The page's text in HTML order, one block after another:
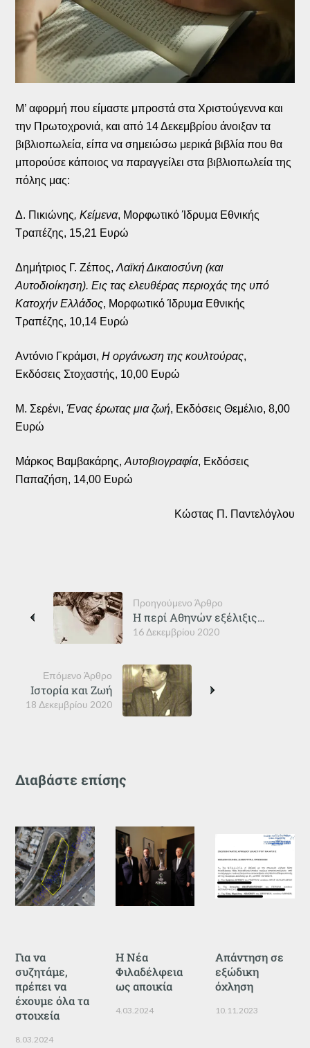
Μ’ αφορμή που είμαστε μπροστά στα Χριστούγεννα και
την Πρωτοχρονιά, και από 14 Δεκεμβρίου άνοιξαν τα
βιβλιοπωλεία, είπα να σημειώσω μερικά βιβλία που θα
μπορούσε κάποιος να παραγγείλει στα βιβλιοπωλεία της
πόλης μας:
Δ. Πικιώνης, Κείμενα, Μορφωτικό Ίδρυμα Εθνικής
Τραπέζης, 15,21 Ευρώ
Δημήτριος Γ. Ζέπος,Λαϊκή Δικαιοσύνη (και
Αυτοδιοίκηση). Εις τας ελευθέρας περιοχάς της υπό
Κατοχήν Ελλάδος, Μορφωτικό Ίδρυμα Εθνικής
Τραπέζης, 10,14 Ευρώ
Αντόνιο Γκράμσι,Η οργάνωση της κουλτούρας,
Εκδόσεις Στοχαστής, 10,00 Ευρώ
Μ. Σερένι,Ένας έρωτας μια ζωή, Εκδόσεις Θεμέλιο, 8,00
Ευρώ
Μάρκος Βαμβακάρης,Αυτοβιογραφία, Εκδόσεις
Παπαζήση, 14,00 Ευρώ
Κώστας Π. Παντελόγλου
Προηγούμενο Άρθρο
16 Δεκεμβρίου 2020
Η περί Αθηνών εξέλιξις…
Επόμενο Άρθρο
18 Δεκεμβρίου 2020
Ιστορία και Ζωή
Διαβάστε επίσης
Για να
συζητάμε,
πρέπει να
έχουμε όλα τα
στοιχεία
8.03.2024
Η Νέα
Φιλαδέλφεια
ως αποικία
4.03.2024
Απάντηση σε
εξώδικη
όχληση
10.11.2023